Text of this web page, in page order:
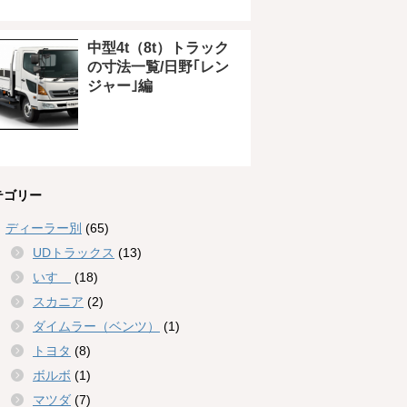
中型4t（8t）トラック
の寸法一覧/日野｢レン
ジャー｣編
ゴリー
ディーラー別 (65)
UDトラックス (13)
いすゞ
(18)
スカニア (2)
ダイムラー（ベンツ）
(1)
トヨタ (8)
ボルボ (1)
マツダ (7)